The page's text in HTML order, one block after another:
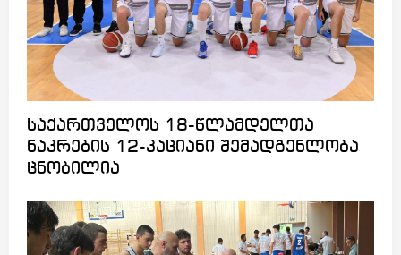
საქართველოს 18-წლამდელთა
ნაკრების 12-კაციანი შემადგენლობა
ცნობილია